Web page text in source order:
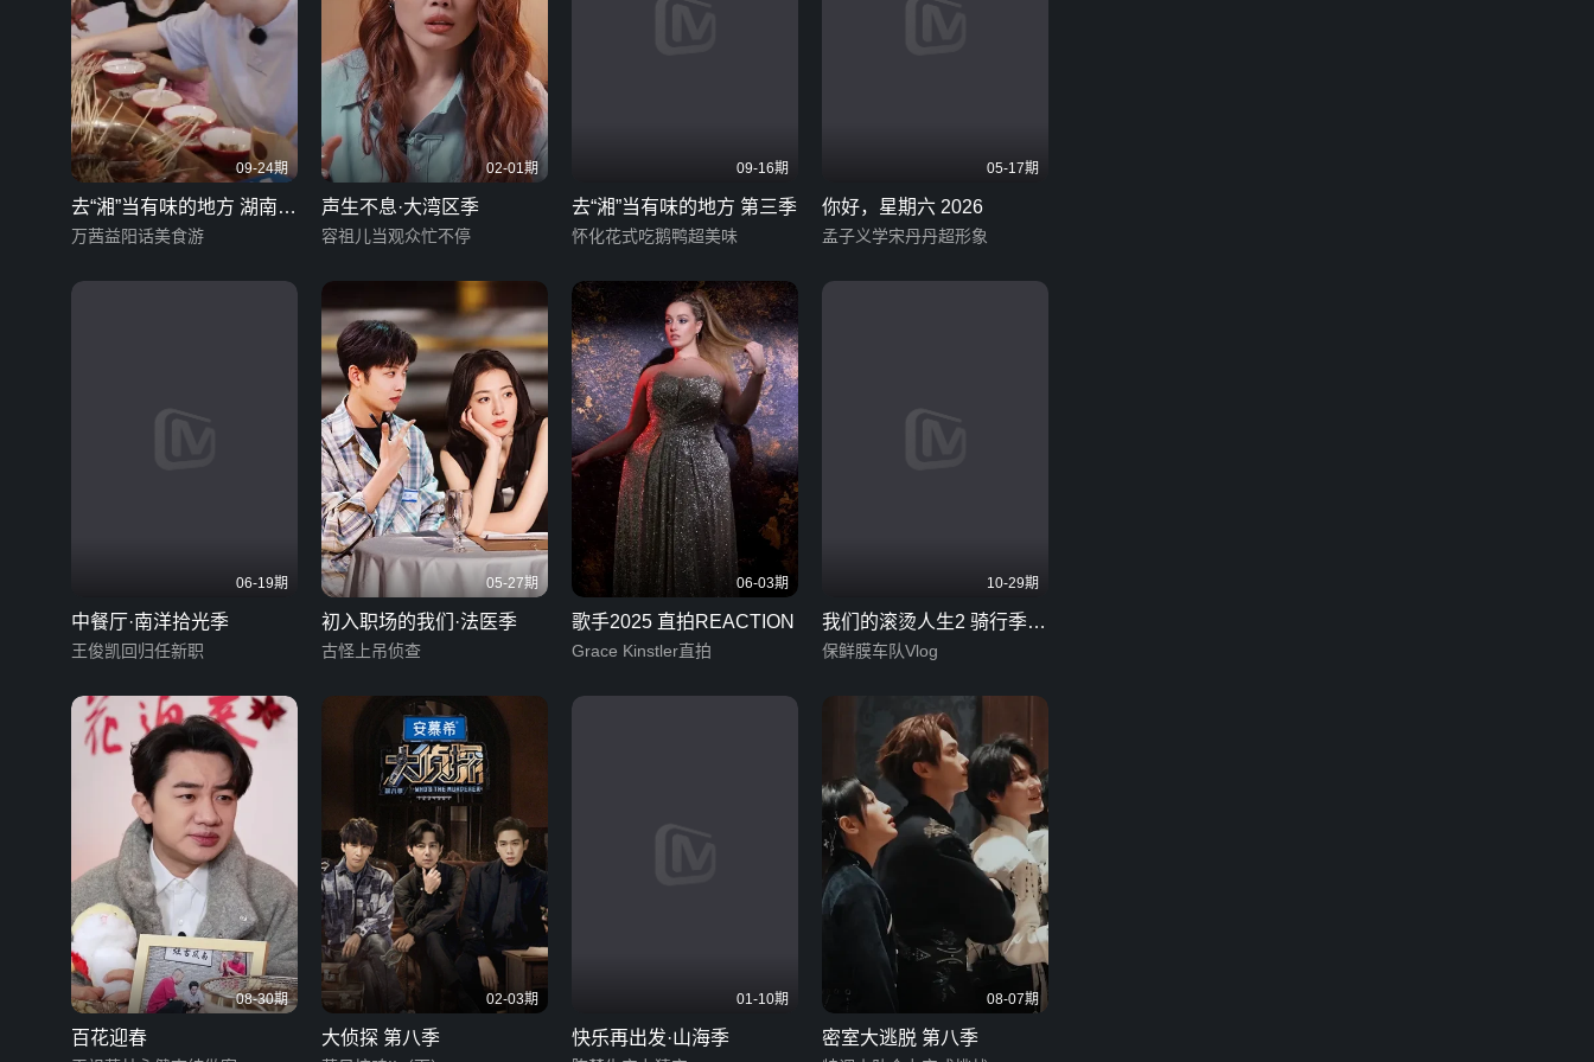
09-24期
去“湘”当有味的地方 湖南话
版
万茜益阳话美食游
02-01期
声生不息·大湾区季
容祖儿当观众忙不停
09-16期
去“湘”当有味的地方 第三季
怀化花式吃鹅鸭超美味
05-17期
你好，星期六 2026
孟子义学宋丹丹超形象
06-19期
中餐厅·南洋拾光季
王俊凯回归任新职
05-27期
初入职场的我们·法医季
古怪上吊侦查
06-03期
歌手2025 直拍REACTION
Grace Kinstler直拍
10-29期
我们的滚烫人生2 骑行季
直拍彩蛋
保鲜膜车队Vlog
08-30期
百花迎春
02-03期
大侦探 第八季
01-10期
快乐再出发·山海季
08-07期
密室大逃脱 第八季